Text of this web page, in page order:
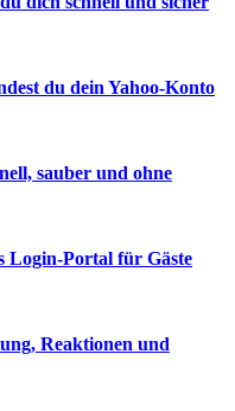
du dein Yahoo-Konto
sauber und ohne
Login-Portal für Gäste
Reaktionen und